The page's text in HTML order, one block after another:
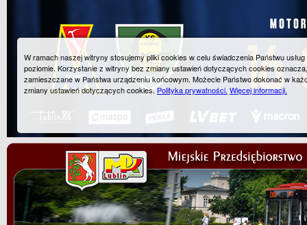
W ramach naszej witryny stosujemy pliki cookies w celu świadczenia Państwu
poziomie. Korzystanie z witryny bez zmiany ustawień dotyczących cookies
zamieszczane w Państwa urządzeniu końcowym. Możecie Państwo dokonać w
zmiany ustawień dotyczących cookies.Polityka prywatności. Więcej informacji.